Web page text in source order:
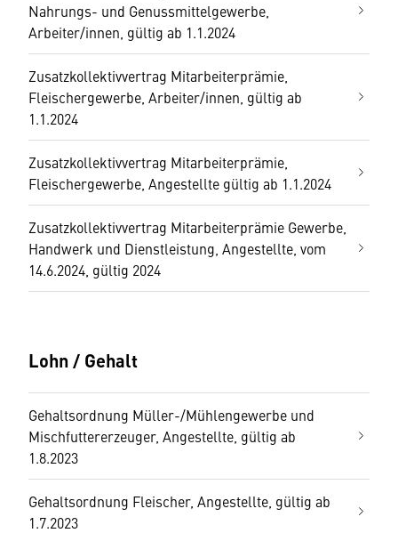
Nahrungs- und Genussmittelgewerbe,
Arbeiter/innen, gültig ab 1.1.2024
Zusatzkollektivvertrag Mitarbeiterprämie,
Fleischergewerbe, Arbeiter/innen, gültig ab
1.1.2024
Zusatzkollektivvertrag Mitarbeiterprämie,
Fleischergewerbe, Angestellte gültig ab 1.1.2024
Zusatzkollektivvertrag Mitarbeiterprämie Gewerbe,
Handwerk und Dienstleistung, Angestellte, vom
14.6.2024, gültig 2024
Lohn / Gehalt
Gehaltsordnung Müller-/Mühlengewerbe und
Mischfuttererzeuger, Angestellte, gültig ab
1.8.2023
Gehaltsordnung Fleischer, Angestellte, gültig ab
1.7.2023